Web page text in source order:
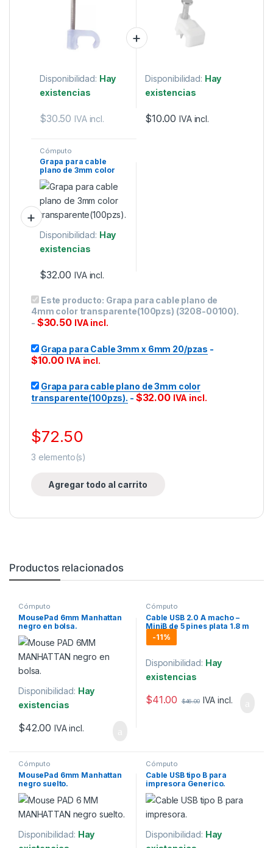
Disponibilidad: Hay
existencias
$30.50 IVA incl.
Disponibilidad: Hay
existencias
$10.00 IVA incl.
Cómputo
Grapa para cable
plano de 3mm color
transparente(100pzs).
Disponibilidad: Hay
existencias
$32.00 IVA incl.
Este producto: Grapa para cable plano de
4mm color transparente(100pzs) (3208-00100).
- $30.50 IVA incl.
Grapa para Cable 3mm x 6mm 20/pzas -
$10.00 IVA incl.
Grapa para cable plano de 3mm color
transparente(100pzs). - $32.00 IVA incl.
$72.50
3 elemento(s)
Agregar todo al carrito
Productos relacionados
Cómputo
MousePad 6mm Manhattan
negro en bolsa.
Disponibilidad: Hay
existencias
$42.00 IVA incl.
Cómputo
Cable USB 2.0 A macho –
MiniB de 5 pines plata 1.8 m
Manhattan
-11%
Disponibilidad: Hay
existencias
$41.00 $46.00 IVA incl.
Cómputo
MousePad 6mm Manhattan
negro suelto.
Disponibilidad: Hay
Cómputo
Cable USB tipo B para
impresora Generico.
Disponibilidad: Hay